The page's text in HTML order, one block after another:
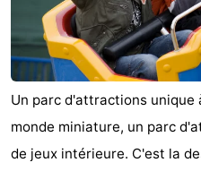
Un parc d'attractions unique
monde miniature, un parc
de jeux intérieure. C'est la